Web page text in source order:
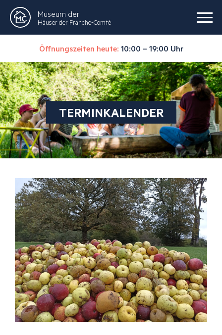
Museum der
Häuser der Franche-Comté
Öffnungszeiten heute: 10:00 – 19:00 Uhr
TERMINKALENDER